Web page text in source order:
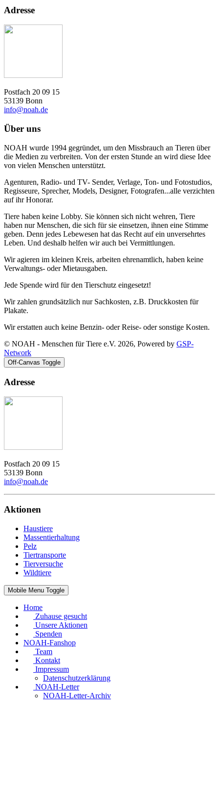
Adresse
Postfach 20 09 15
53139 Bonn
info@noah.de
Über uns
NOAH wurde 1994 gegründet, um den Missbrauch an Tieren über
die Medien zu verbreiten. Von der ersten Stunde an wird diese Idee
von vielen Menschen unterstützt.
Agenturen, Radio- und TV- Sender, Verlage, Ton- und Fotostudios,
Regisseure, Sprecher, Models, Designer, Fotografen...alle verzichten
auf ihr Honorar.
Tiere haben keine Lobby. Sie können sich nicht wehren, Tiere
haben nur Menschen, die sich für sie einsetzen, ihnen eine Stimme
geben. Denn jedes Lebewesen hat das Recht auf ein unversehrtes
Leben. Und deshalb helfen wir auch bei Vermittlungen.
Wir agieren im kleinen Kreis, arbeiten ehrenamtlich, haben keine
Verwaltungs- oder Mietausgaben.
Jede Spende wird für den Tierschutz eingesetzt!
Wir zahlen grundsätzlich nur Sachkosten, z.B. Druckkosten für
Plakate.
Wir erstatten auch keine Benzin- oder Reise- oder sonstige Kosten.
© NOAH - Menschen für Tiere e.V. 2026, Powered by GSP-
Network
Off-Canvas Toggle
Adresse
Postfach 20 09 15
53139 Bonn
info@noah.de
Aktionen
Haustiere
Massentierhaltung
Pelz
Tiertransporte
Tierversuche
Wildtiere
Mobile Menu Toggle
Home
Zuhause gesucht
Unsere Aktionen
Spenden
NOAH-Fanshop
Team
Kontakt
Impressum
Datenschutzerklärung
NOAH-Letter
NOAH-Letter-Archiv